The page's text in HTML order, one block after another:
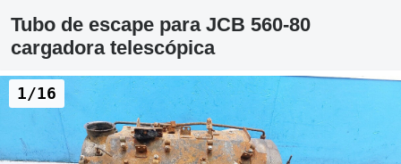
Tubo de escape para JCB 560-80
cargadora telescópica
1/16